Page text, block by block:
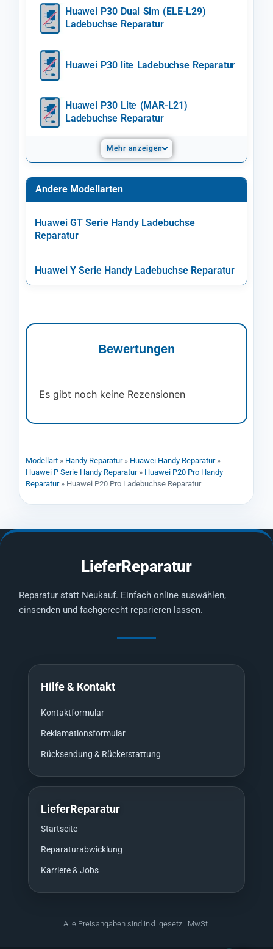
Huawei P30 Dual Sim (ELE-L29)
Ladebuchse Reparatur
Huawei P30 lite Ladebuchse Reparatur
Huawei P30 Lite (MAR-L21)
Ladebuchse Reparatur
Mehr anzeigen
Andere Modellarten
Huawei GT Serie Handy Ladebuchse
Reparatur
Huawei Y Serie Handy Ladebuchse Reparatur
Bewertungen
Es gibt noch keine Rezensionen
Modellart » Handy Reparatur» Huawei Handy Reparatur»
Huawei P Serie Handy Reparatur» Huawei P20 Pro Handy
Reparatur» Huawei P20 Pro Ladebuchse Reparatur
LieferReparatur
Reparatur statt Neukauf. Einfach online auswählen,
einsenden und fachgerecht reparieren lassen.
Hilfe & Kontakt
Kontaktformular
Reklamationsformular
Rücksendung & Rückerstattung
LieferReparatur
Startseite
Reparaturabwicklung
Karriere & Jobs
Alle Preisangaben sind inkl. gesetzl. MwSt.